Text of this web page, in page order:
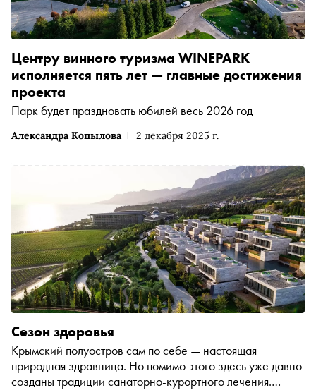
Александра Копылова 2 декабря 2025 г.
Центру винного туризма WINEPARK
исполняется пять лет — главные достижения
проекта
Парк будет праздновать юбилей весь 2026 год
Сезон здоровья
Крымский полуостров сам по себе — настоящая
природная здравница. Но помимо этого здесь уже давно
созданы традиции санаторно-курортного лечения.